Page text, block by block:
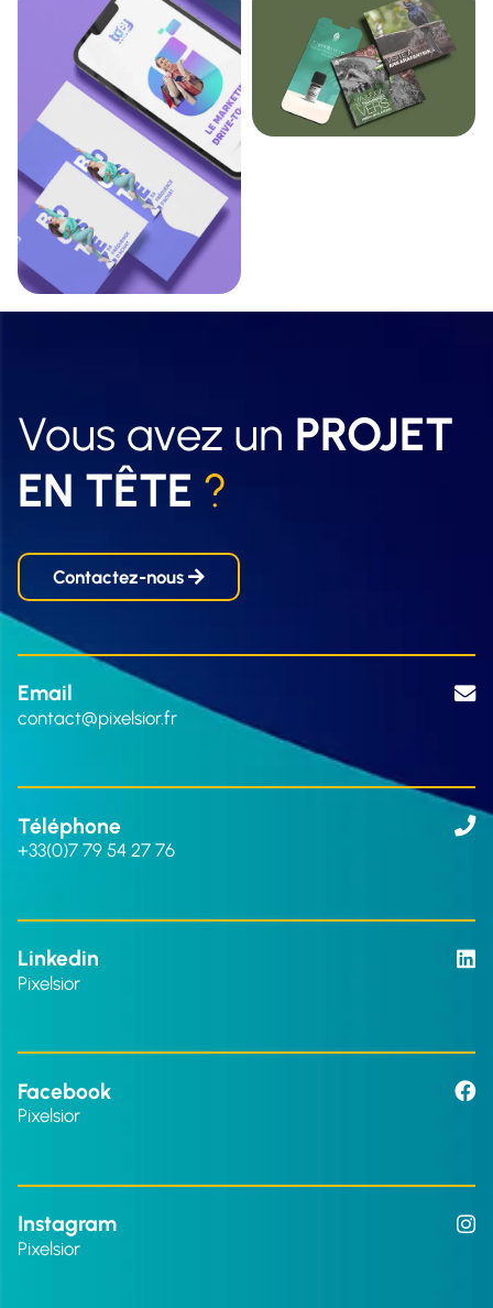
Vous avez un PROJET
EN TÊTE ?
Contactez-nous
Email
contact@pixelsior.fr
Téléphone
+33(0)7 79 54 27 76
Linkedin
Pixelsior
Facebook
Pixelsior
Instagram
Pixelsior